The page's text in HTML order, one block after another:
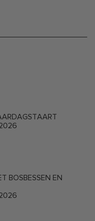
BOSBESSEN EN